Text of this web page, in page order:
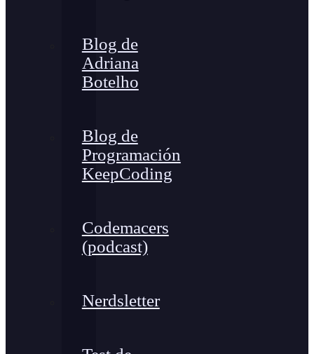
Blog de
Adriana
Botelho
Blog de
Programación
KeepCoding
Codemacers
(podcast)
Nerdsletter